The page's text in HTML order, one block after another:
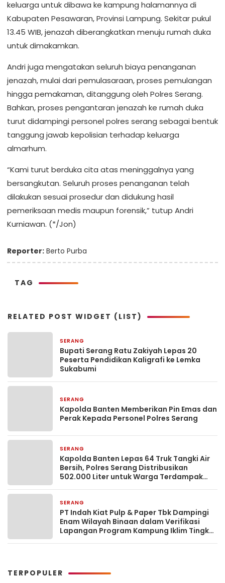
keluarga untuk dibawa ke kampung halamannya di
Kabupaten Pesawaran, Provinsi Lampung. Sekitar pukul
13.45 WIB, jenazah diberangkatkan menuju rumah duka
untuk dimakamkan.
Andri juga mengatakan seluruh biaya penanganan
jenazah, mulai dari pemulasaraan, proses pemulangan
hingga pemakaman, ditanggung oleh Polres Serang.
Bahkan, proses pengantaran jenazah ke rumah duka
turut didampingi personel polres serang sebagai bentuk
tanggung jawab kepolisian terhadap keluarga
almarhum.
“Kami turut berduka cita atas meninggalnya yang
bersangkutan. Seluruh proses penanganan telah
dilakukan sesuai prosedur dan didukung hasil
pemeriksaan medis maupun forensik,” tutup Andri
Kurniawan. (*/Jon)
Reporter: Berto Purba
TAG
RELATED POST WIDGET (LIST)
SERANG
Bupati Serang Ratu Zakiyah Lepas 20
Peserta Pendidikan Kaligrafi ke Lemka
Sukabumi
SERANG
Kapolda Banten Memberikan Pin Emas dan
Perak Kepada Personel Polres Serang
SERANG
Kapolda Banten Lepas 64 Truk Tangki Air
Bersih, Polres Serang Distribusikan
502.000 Liter untuk Warga Terdampak
SERANG
PT Indah Kiat Pulp & Paper Tbk Dampingi
Enam Wilayah Binaan dalam Verifikasi
Lapangan Program Kampung Iklim Tingkat
TERPOPULER